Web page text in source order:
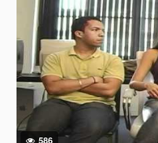
586